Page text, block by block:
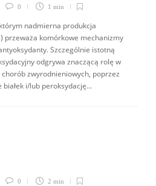
0 1 min
nadmierna produkcja
przeważa komórkowe mechanizmy
Szczególnie istotną
odgrywa znaczącą rolę w
zwyrodnieniowych, poprzez
i/lub peroksydację...
0 2 min